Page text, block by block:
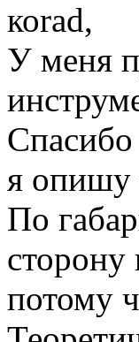
коrad,
У меня
Спасибо
я опишу
По
сторону
потому